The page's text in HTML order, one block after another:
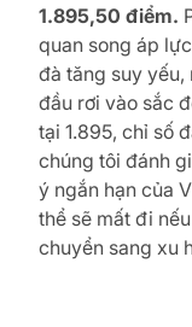
1.895,50 điểm.
quan song áp
đà tăng suy
đầu rơi vào sắc
tại 1.895, chỉ số
chúng tôi đánh
ý ngắn hạn của
thể sẽ mất đi
chuyển sang xu